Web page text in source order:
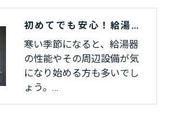
初めてでも安心！給湯器選びと配管カバー
寒い季節になると、給湯器
の性能やその周辺設備が気
になり始める方も多いでし
ょう。…